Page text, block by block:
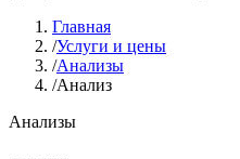
Главная
/Услуги и цены
/Анализы
/Анализ
Анализы